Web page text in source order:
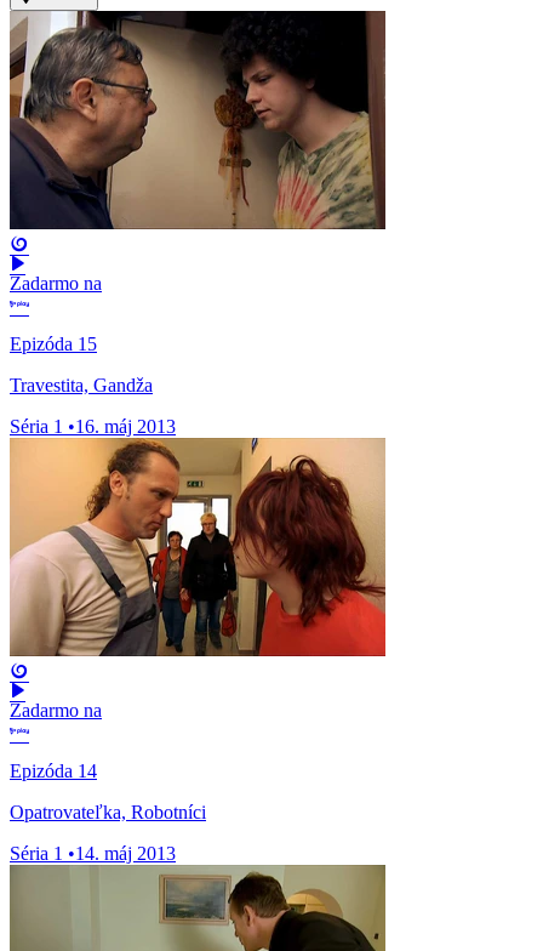
Zadarmo na
Epizóda 15
Travestita, Gandža
Séria 1 •16. máj 2013
Zadarmo na
Epizóda 14
Opatrovateľka, Robotníci
Séria 1 •14. máj 2013